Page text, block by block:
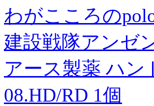
わがこころの
建設戦隊アンゼ
アース製薬 ハン
08.HD/RD 1個